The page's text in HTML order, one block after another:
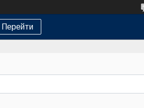
Перейти